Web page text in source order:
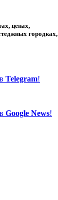
ценах,
городках,
Telegram!
Google News!